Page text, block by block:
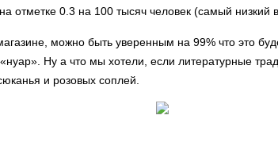
отметке 0.3 на 100 тысяч человек (самый
можно быть уверенным на 99% что это
Ну а что мы хотели, если литературные
и розовых соплей.